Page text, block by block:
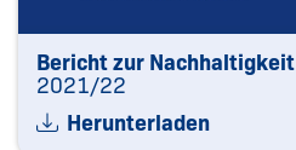
Bericht zur Nachhaltigkeit
2021/22
Herunterladen